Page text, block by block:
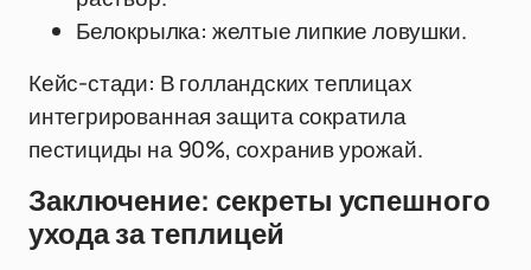
Белокрылка: желтые липкие ловушки.
Кейс-стади: В голландских теплицах
интегрированная защита сократила
пестициды на 90%, сохранив урожай.
Заключение: секреты успешного
ухода за теплицей